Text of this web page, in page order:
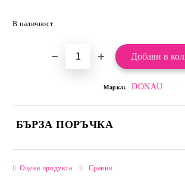
В наличност
Марка: DONAU
БЪРЗА ПОРЪЧКА
Оцени продукта Сравни